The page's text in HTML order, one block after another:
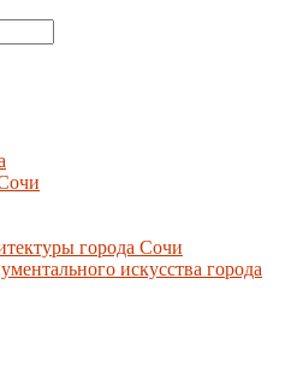
города Сочи
искусства города